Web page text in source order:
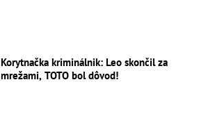
Korytnačka kriminálnik: Leo skončil za
mrežami, TOTO bol dôvod!